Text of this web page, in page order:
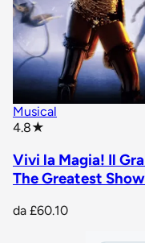
Musical
4.8★
Vivi la Magia! Il
The Greatest
da £60.10